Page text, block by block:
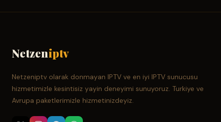
Netzeniptv
Netzeniptv olarak donmayan IPTV ve en iyi IPTV sunucusu
hizmetimizle kesintisiz yayin deneyimi sunuyoruz. Turkiye ve
Avrupa paketlerimizle hizmetinizdeyiz.